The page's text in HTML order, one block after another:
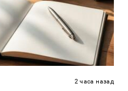
2 часа назад